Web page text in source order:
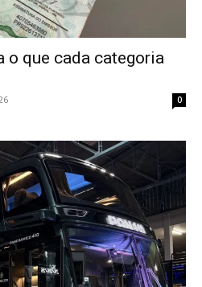
o que cada categoria
0